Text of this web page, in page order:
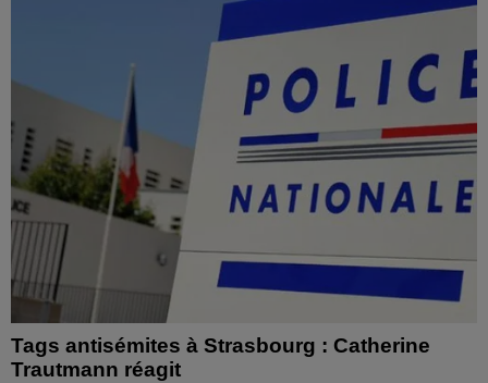
Tags antisémites à Strasbourg : Catherine
Trautmann réagit